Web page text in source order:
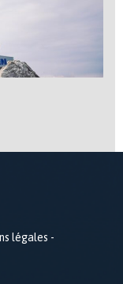
légales -